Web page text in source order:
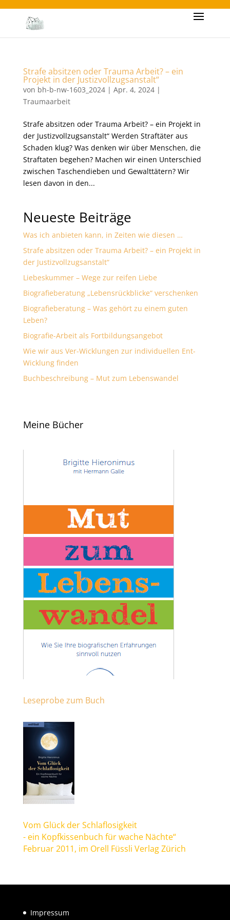
Strafe absitzen oder Trauma Arbeit? – ein
Projekt in der Justizvollzugsanstalt“
von bh-b-nw-1603_2024| Apr. 4, 2024|
Traumaarbeit
Strafe absitzen oder Trauma Arbeit? – ein Projekt in
der Justizvollzugsanstalt“ Werden Straftäter aus
Schaden klug? Was denken wir über Menschen, die
Straftaten begehen? Machen wir einen Unterschied
zwischen Taschendieben und Gewalttätern? Wir
lesen davon in den...
Neueste Beiträge
Was ich anbieten kann, in Zeiten wie diesen …
Strafe absitzen oder Trauma Arbeit? – ein Projekt in
der Justizvollzugsanstalt“
Liebeskummer – Wege zur reifen Liebe
Biografieberatung „Lebensrückblicke“ verschenken
Biografieberatung – Was gehört zu einem guten
Leben?
Biografie-Arbeit als Fortbildungsangebot
Wie wir aus Ver-Wicklungen zur individuellen Ent-
Wicklung finden
Buchbeschreibung – Mut zum Lebenswandel
Meine Bücher
Leseprobe zum Buch
Vom Glück der Schlaflosigkeit
- ein Kopfkissenbuch für wache Nächte“
Februar 2011, im Orell Füssli Verlag Zürich
Impressum